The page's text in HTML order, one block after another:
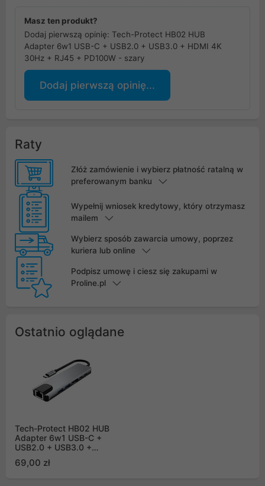
Masz ten produkt?
Dodaj pierwszą opinię: Tech-Protect HB02 HUB
Adapter 6w1 USB-C + USB2.0 + USB3.0 + HDMI 4K
30Hz + RJ45 + PD100W - szary
Dodaj pierwszą opinię...
Raty
Złóż zamówienie i wybierz płatność ratalną w
preferowanym banku
Wypełnij wniosek kredytowy, który otrzymasz
mailem
Wybierz sposób zawarcia umowy, poprzez
kuriera lub online
Podpisz umowę i ciesz się zakupami w
Proline.pl
Ostatnio oglądane
Tech-Protect HB02 HUB
Adapter 6w1 USB-C +
USB2.0 + USB3.0 +
+ PD100W - szary
69,00 zł